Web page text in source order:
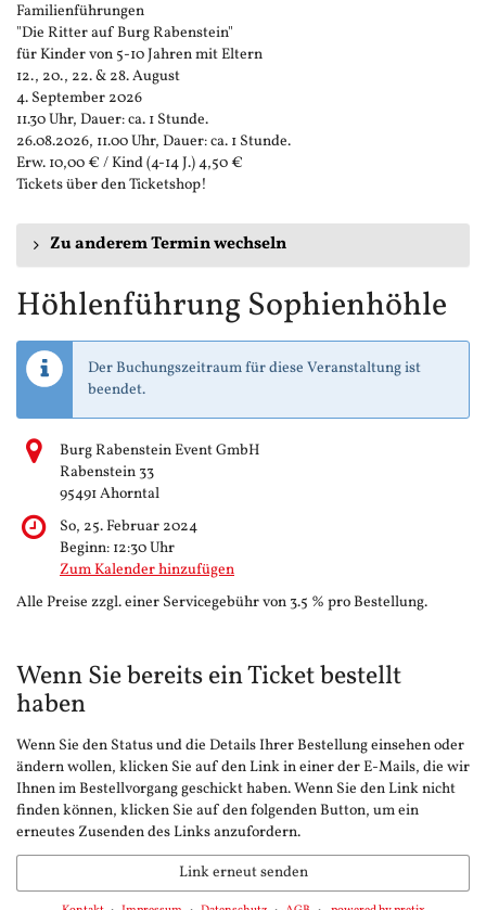
Familienführungen
"Die Ritter auf Burg Rabenstein"
für Kinder von 5-10 Jahren mit Eltern
12., 20., 22. & 28. August
4. September 2026
11.30 Uhr, Dauer: ca. 1 Stunde.
26.08.2026, 11.00 Uhr, Dauer: ca. 1 Stunde.
Erw. 10,00 € / Kind (4-14 J.) 4,50 €
Tickets über den Ticketshop!
Zu anderem Termin wechseln
Höhlenführung Sophienhöhle
Der Buchungszeitraum für diese Veranstaltung ist
beendet.
Burg Rabenstein Event GmbH
Rabenstein 33
95491 Ahorntal
So, 25. Februar 2024
Beginn: 12:30Uhr
Zum Kalender hinzufügen
Alle Preise zzgl. einer Servicegebühr von 3.5 % pro Bestellung.
Wenn Sie bereits ein Ticket bestellt
haben
Wenn Sie den Status und die Details Ihrer Bestellung einsehen oder
ändern wollen, klicken Sie auf den Link in einer der E-Mails, die wir
Ihnen im Bestellvorgang geschickt haben. Wenn Sie den Link nicht
finden können, klicken Sie auf den folgenden Button, um ein
erneutes Zusenden des Links anzufordern.
Link erneut senden